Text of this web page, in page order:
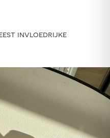
invloedrijke